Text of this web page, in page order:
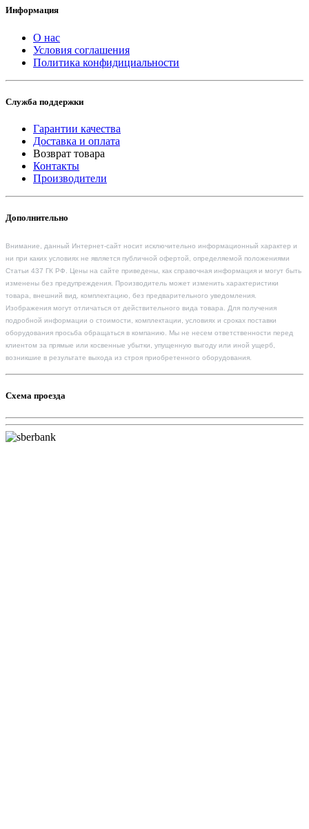
Информация
О нас
Условия соглашения
Политика конфидициальности
Служба поддержки
Гарантии качества
Доставка и оплата
Возврат товара
Контакты
Производители
Дополнительно
Внимание, данный Интернет-сайт носит исключительно информационный характер и
ни при каких условиях не является публичной офертой, определяемой положениями
Статьи 437 ГК РФ. Цены на сайте приведены, как справочная информация и могут быть
изменены без предупреждения. Производитель может изменить характеристики
товара, внешний вид, комплектацию, без предварительного уведомления.
Изображения могут отличаться от действительного вида товара. Для получения
подробной информации о стоимости, комплектации, условиях и сроках поставки
оборудования просьба обращаться в компанию. Мы не несем ответственности перед
клиентом за прямые или косвенные убытки, упущенную выгоду или иной ущерб,
возникшие в результате выхода из строя приобретенного оборудования.
Схема проезда